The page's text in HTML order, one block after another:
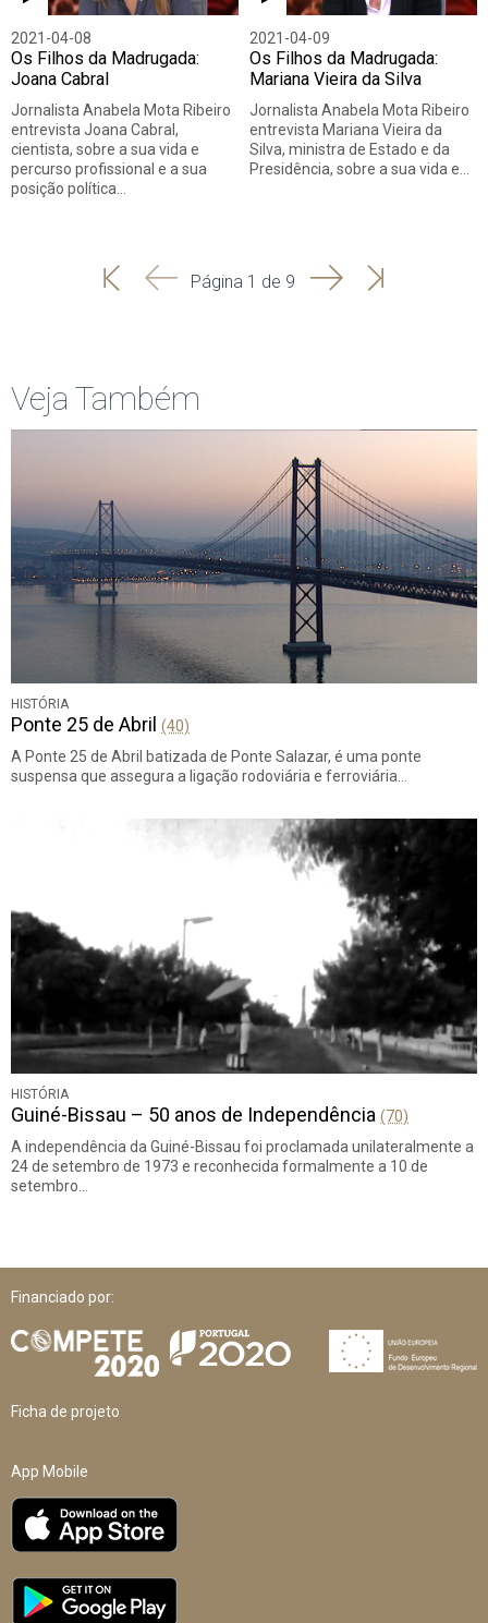
2021-04-08
Os Filhos da Madrugada:
Joana Cabral
Jornalista Anabela Mota Ribeiro
entrevista Joana Cabral,
cientista, sobre a sua vida e
percurso profissional e a sua
posição política…
2021-04-09
Os Filhos da Madrugada:
Mariana Vieira da Silva
Jornalista Anabela Mota Ribeiro
entrevista Mariana Vieira da
Silva, ministra de Estado e da
Presidência, sobre a sua vida e…
'
'
Página 1 de 9 SeguinteÚltima
Veja Também
HISTÓRIA
Ponte 25 de Abril (40)
A Ponte 25 de Abril batizada de Ponte Salazar, é uma ponte
suspensa que assegura a ligação rodoviária e ferroviária…
HISTÓRIA
Guiné-Bissau – 50 anos de Independência (70)
A independência da Guiné-Bissau foi proclamada unilateralmente a
24 de setembro de 1973 e reconhecida formalmente a 10 de
setembro…
Financiado por:
Ficha de projeto
App Mobile